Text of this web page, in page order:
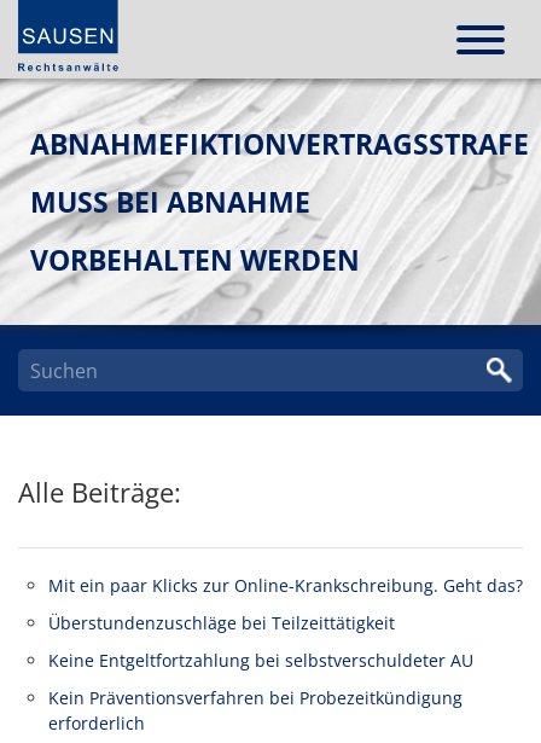
ABNAHMEFIKTIONVERTRAGSSTRAFE
MUSS BEI ABNAHME
VORBEHALTEN WERDEN
Alle Beiträge:
Mit ein paar Klicks zur Online-Krankschreibung. Geht das?
Überstundenzuschläge bei Teilzeittätigkeit
Keine Entgeltfortzahlung bei selbstverschuldeter AU
Kein Präventionsverfahren bei Probezeitkündigung
erforderlich